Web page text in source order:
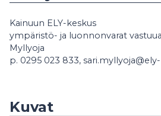
Kainuun ELY-keskus
ympäristö- ja luonnonvarat
Myllyoja
p. 0295 023 833,
Kuvat